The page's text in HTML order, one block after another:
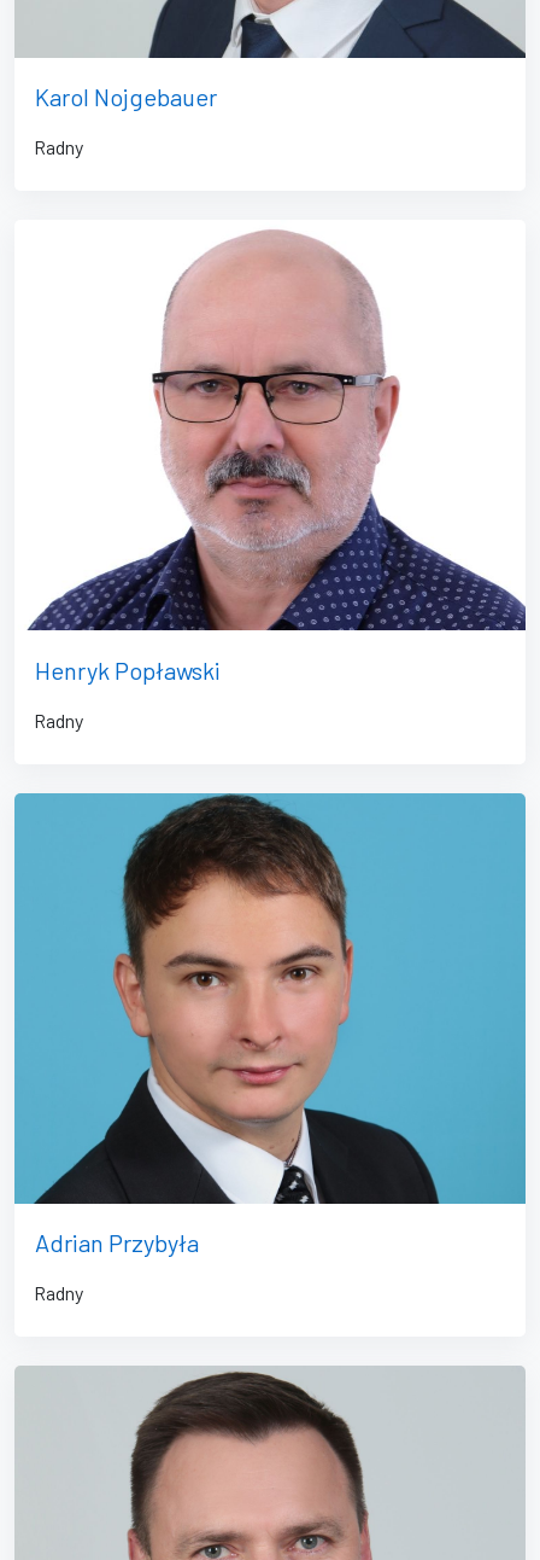
Karol Nojgebauer
Radny
Henryk Popławski
Radny
Adrian Przybyła
Radny